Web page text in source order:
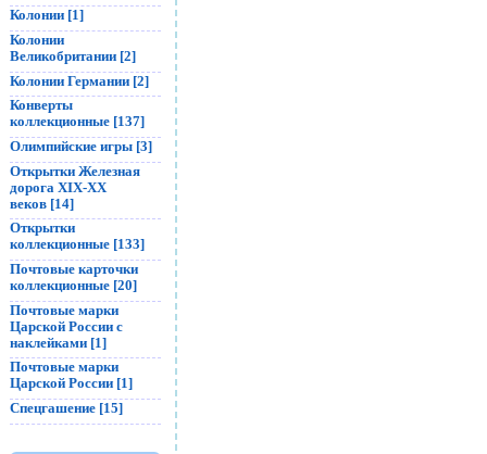
Колонии [1]
Колонии
Великобритании [2]
Колонии Германии [2]
Конверты
коллекционные [137]
Олимпийские игры [3]
Открытки Железная
дорога XIX-XX
веков [14]
Открытки
коллекционные [133]
Почтовые карточки
коллекционные [20]
Почтовые марки
Царской России с
наклейками [1]
Почтовые марки
Царской России [1]
Спецгашение [15]